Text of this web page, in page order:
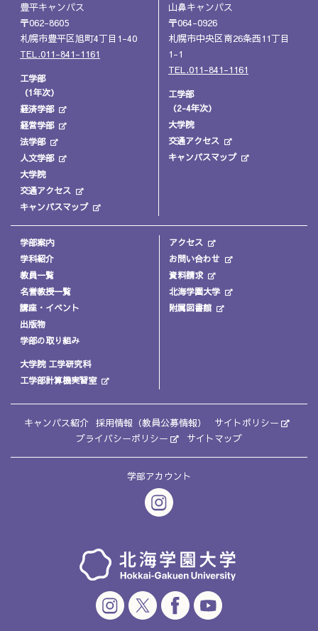
豊平キャンパス
〒062-8605
札幌市豊平区旭町4丁目1-40
TEL.011-841-1161
工学部
（1年次）
経済学部
経営学部
法学部
人文学部
大学院
交通アクセス
キャンパスマップ
山鼻キャンパス
〒064-0926
札幌市中央区南26条西11丁目
1-1
TEL.011-841-1161
工学部
（2-4年次）
大学院
交通アクセス
キャンパスマップ
学部案内
学科紹介
教員一覧
名誉教授一覧
講座・イベント
出版物
学部の取り組み
大学院 工学研究科
工学部計算機実習室
アクセス
お問い合わせ
資料請求
北海学園大学
附属図書館
キャンパス紹介 採用情報（教員公募情報）
サイトポリシー
プライバシーポリシー
サイトマップ
学部アカウント